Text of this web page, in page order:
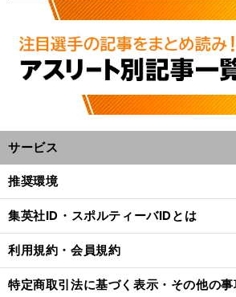
サービス
推奨環境
集英社ID・スポルティーバIDとは
利用規約・会員規約
特定商取引法に基づく表示・その他の事